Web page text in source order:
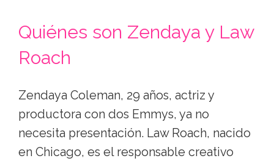
Quiénes son Zendaya y Law
Roach
Zendaya Coleman, 29 años, actriz y
productora con dos Emmys, ya no
necesita presentación. Law Roach, nacido
en Chicago, es el responsable creativo